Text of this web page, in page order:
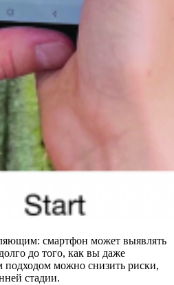
смартфон может выявлять
до того, как вы даже
подходом можно снизить риски,
стадии.